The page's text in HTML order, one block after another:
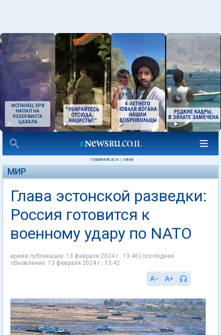
ИСПАНЕЦ ЗРЯ
НАПАЛ НА
РЕЗЕРВИСТА
ЦАХАЛА
13 ФЕВРАЛЯ 2024 08:48
МИР
Глава эстонской разведки:
Россия готовится к
военному удару по NATO
время публикации: 13 февраля 2024 г., 13:40 | последнее
обновление: 13 февраля 2024 г., 13:42